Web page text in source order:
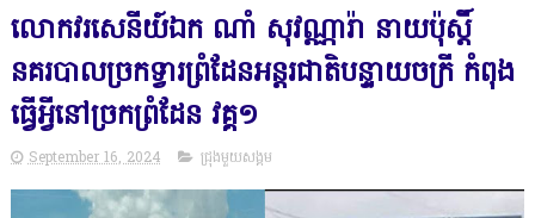
លោកវរសេនីយ៍ឯក ណាំ សុវណ្ណារ៉ា នាយប៉ុស្តិ៍
នគរបាលច្រកទ្វារព្រំដែនអន្តរជាតិបន្ទាយចក្រី កំពុង
ធ្វើអ្វីនៅច្រកព្រំដែន វគ្គ១
September 16, 2024 ជ្រុងមួយសង្គម